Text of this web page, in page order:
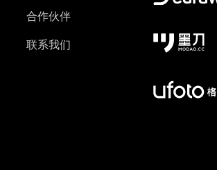
合作伙伴
联系我们